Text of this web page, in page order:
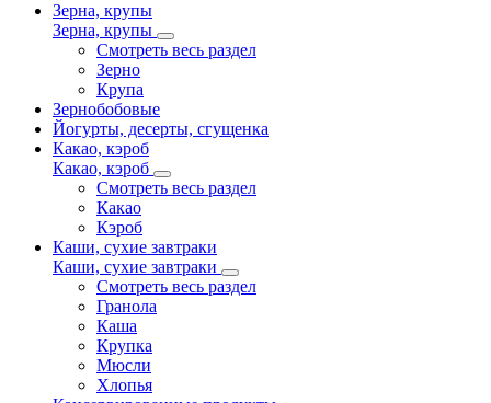
Зерна, крупы
Зерна, крупы
Смотреть весь раздел
Зерно
Крупа
Зернобобовые
Йогурты, десерты, сгущенка
Какао, кэроб
Какао, кэроб
Смотреть весь раздел
Какао
Кэроб
Каши, сухие завтраки
Каши, сухие завтраки
Смотреть весь раздел
Гранола
Каша
Крупка
Мюсли
Хлопья